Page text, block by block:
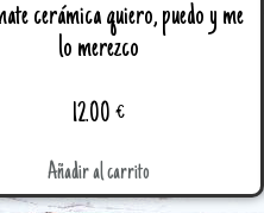
cerámica quiero, puedo y me
lo merezco
12.00€
Añadir al carrito